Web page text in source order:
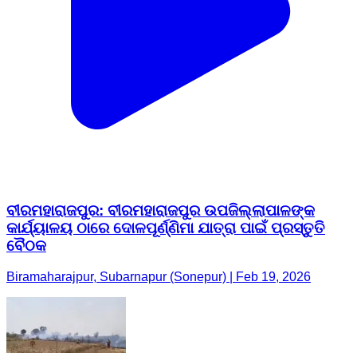
ବୀରମହାରାଜପୁର: ବୀରମହାରାଜପୁର ଉପଜିଲ୍ଲାପାଳଙ୍କ
କାର୍ଯ୍ୟାଳୟ ଠାରେ ଦୋଳପୂର୍ଣ୍ଣିମା ଯାତ୍ରା ପାଇଁ ପ୍ରସ୍ତୁତି
ବୈଠକ
Biramaharajpur, Subarnapur (Sonepur) | Feb 19, 2026